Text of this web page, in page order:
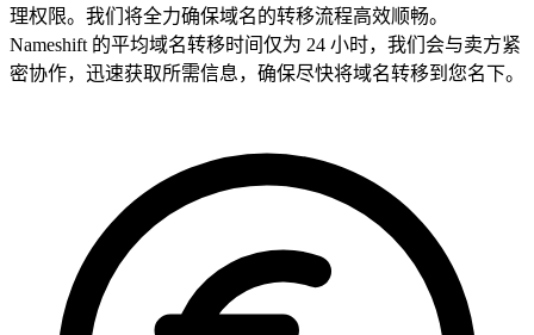
理权限。我们将全力确保域名的转移流程高效顺畅。
Nameshift 的平均域名转移时间仅为 24 小时，我们会与卖方紧
密协作，迅速获取所需信息，确保尽快将域名转移到您名下。